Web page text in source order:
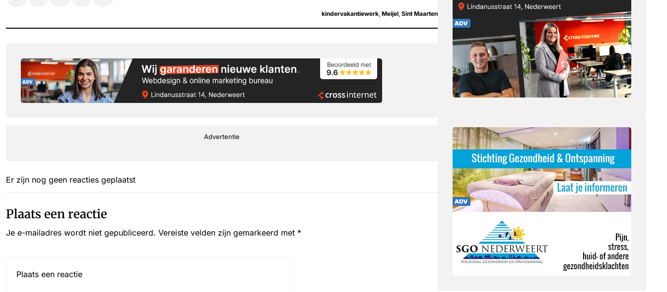
kindervakantiewerk Meijel Sint Maarten
Advertentie
Er zijn nog geen reacties geplaatst
Plaats een reactie
Je e-mailadres wordt niet gepubliceerd. Vereiste velden zijn gemarkeerd met *